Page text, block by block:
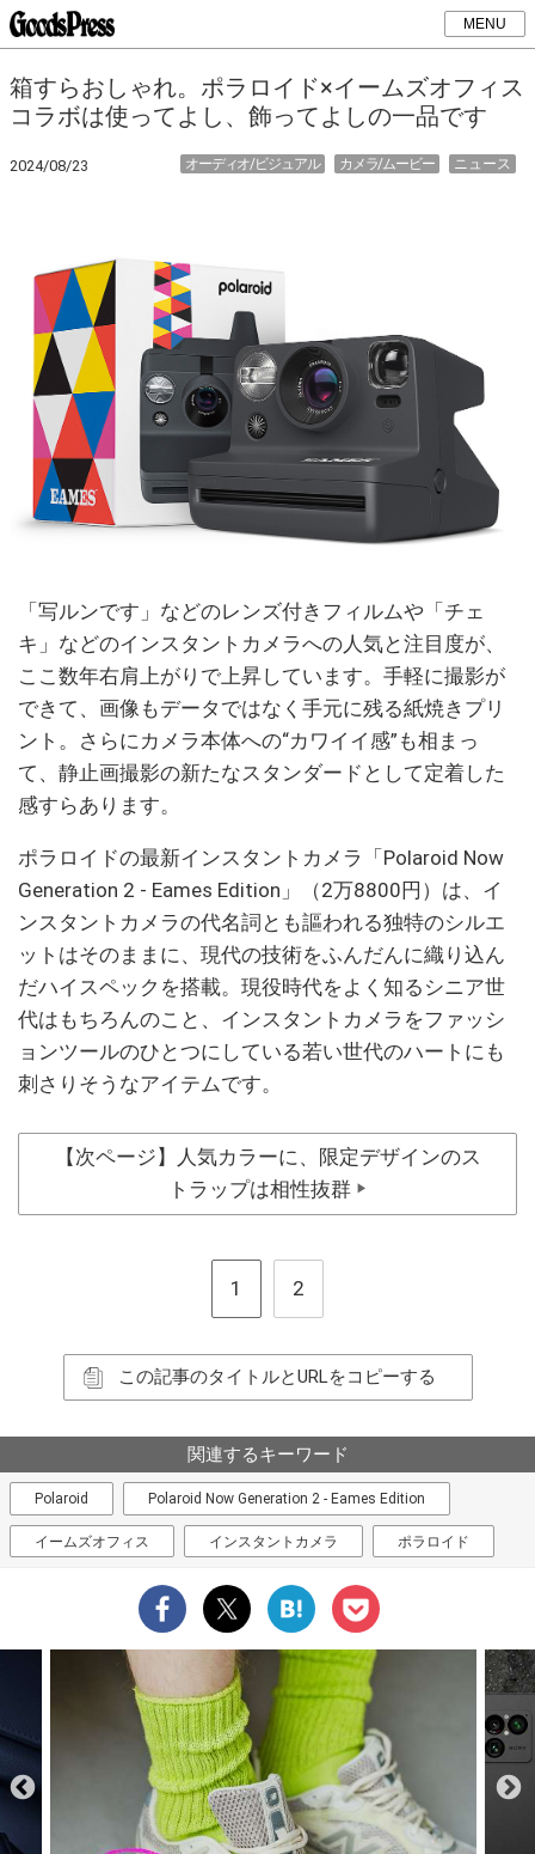
MENU
箱すらおしゃれ。ポラロイド×イームズオフィス
コラボは使ってよし、飾ってよしの一品です
2024/08/23 ニュース
カメラ/ムービー
オーディオ/ビジュアル
「写ルンです」などのレンズ付きフィルムや「チェ
キ」などのインスタントカメラへの人気と注目度が、
ここ数年右肩上がりで上昇しています。手軽に撮影が
できて、画像もデータではなく手元に残る紙焼きプリ
ント。さらにカメラ本体への“カワイイ感”も相まっ
て、静止画撮影の新たなスタンダードとして定着した
感すらあります。
ポラロイドの最新インスタントカメラ「Polaroid Now
Generation 2 - Eames Edition」（2万8800円）は、イ
ンスタントカメラの代名詞とも謳われる独特のシルエ
ットはそのままに、現代の技術をふんだんに織り込ん
だハイスペックを搭載。現役時代をよく知るシニア世
代はもちろんのこと、インスタントカメラをファッシ
ョンツールのひとつにしている若い世代のハートにも
刺さりそうなアイテムです。
【次ページ】人気カラーに、限定デザインのス
トラップは相性抜群 ▶
1 2
この記事のタイトルとURLをコピーする
関連するキーワード
Polaroid Polaroid Now Generation 2 - Eames Edition
イームズオフィス インスタントカメラ ポラロイド